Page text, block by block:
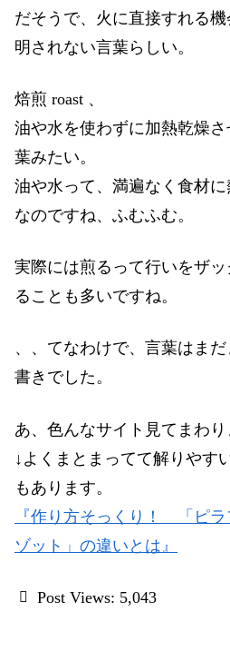
だそうで、火に直接すれる
明されない言葉らしい。
焙煎 roast 、
油や水を使わずに加熱乾燥
葉みたい。
油や水って、満遍なく食材に
なのですね、ふむふむ。
実際には煎るって行いをザ
ることも多いですね。
、、てなわけで、言葉はま
書きでした。
あ、色んなサイト見てまわ
↓よくまとまってて解りやす
もあります。
『作り方そっくり！ 「ピラ
ゾット」の違いとは』
Post Views: 5,043